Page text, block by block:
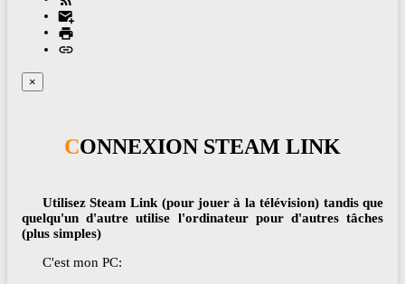
×
CONNEXION STEAM LINK
Utilisez Steam Link (pour jouer à la télévision) tandis que
quelqu'un d'autre utilise l'ordinateur pour d'autres tâches
(plus simples)
C'est mon PC: